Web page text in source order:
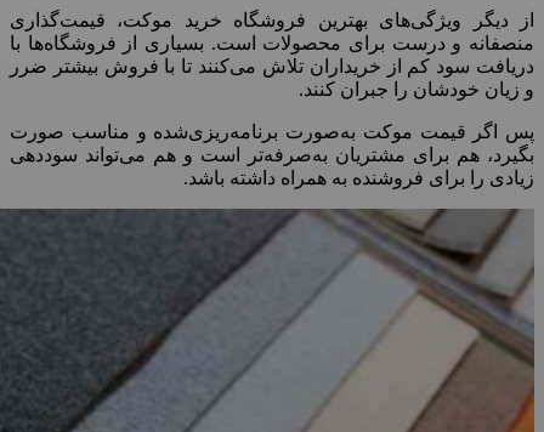
از دیگر ویژگی‌های بهترین فروشگاه خرید موکت، قیمت‌گذاری
منصفانه و درست برای محصولات است. بسیاری از فروشگاه‌‌ها با
دریافت سود کم از خریداران تلاش می‌کنند تا با فروش بیشتر ضرر
و زیان خودشان را جبران کنند.
پس اگر قیمت موکت به‌صورت برنامه‌ریزی‌شده و مناسب صورت
بگیرد، هم برای مشتریان به‌صرفه‌تر است و هم می‌تواند سوددهی
زیادی را برای فروشنده به همراه داشته باشد.